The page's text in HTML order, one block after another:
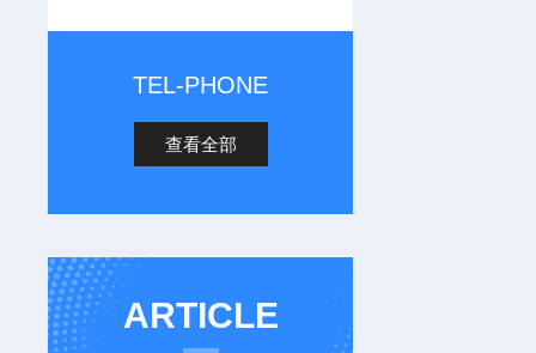
TEL-PHONE
查看全部
ARTICLE